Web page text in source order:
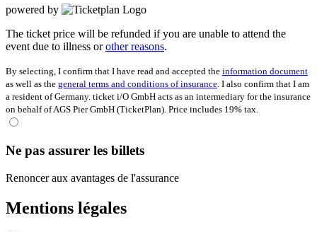
powered by
The ticket price will be refunded if you are unable to attend the
event due to illness orother reasons.
By selecting, I confirm that I have read and accepted the information document
as well as the general terms and conditions of insurance. I also confirm that I am
a resident of Germany. ticket i/O GmbH acts as an intermediary for the insurance
on behalf of AGS Pier GmbH (TicketPlan). Price includes 19% tax.
Ne pas assurer les billets
Renoncer aux avantages de l'assurance
Mentions légales